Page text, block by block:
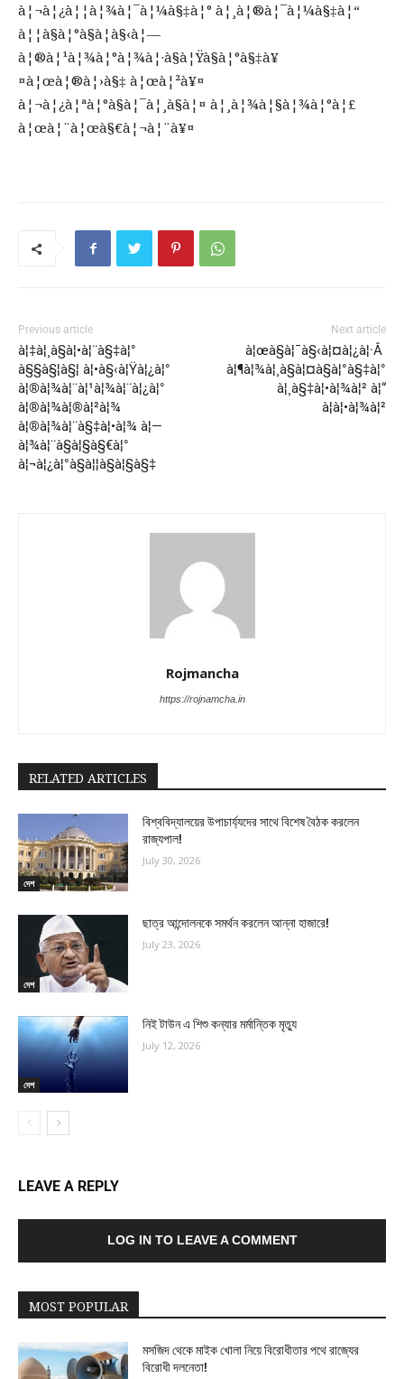
à¦¬à¦¿à¦¦à¦¾à¦¯à¦¼à§‡à¦° à¦¸à¦®à¦¯à¦¼à§‡à¦“
à¦¦à§à¦°à§à¦­à§‹à¦—
à¦®à¦¹à¦¾à¦°à¦¾à¦·à§à¦Ÿà§à¦°à§‡à¥
¤à¦œà¦®à¦›à§‡ à¦œà¦²à¥¤
à¦¬à¦¿à¦ªà¦°à§à¦¯à¦¸à§à¦¤ à¦¸à¦¾à¦§à¦¾à¦°à¦£
à¦œà¦¨à¦œà§€à¦¬à¦¨à¥¤
Previous article
à¦‡à¦¸à§à¦•à¦¨à§‡à¦°
à§§à§¦à§¦ à¦•à§‹à¦Ÿà¦¿à¦°
à¦®à¦¾à¦¨à¦¹à¦¾à¦¨à¦¿à¦°
à¦®à¦¾à¦®à¦²à¦¾
à¦®à¦¾à¦¨à§‡à¦•à¦¾ à¦—
à¦¾à¦¨à§à¦§à§€à¦°
à¦¬à¦¿à¦°à§à¦¦à§à¦§à§‡
Next article
à¦œà§à¦¯à§‹à¦¤à¦¿à¦·Â
à¦¶à¦¾à¦¸à§à¦¤à§à¦°à§‡à¦°
à¦¸à§‡à¦•à¦¾à¦² à¦“
à¦à¦•à¦¾à¦²
Rojmancha
https://rojnamcha.in
RELATED ARTICLES
দেশ
বিশ্ববিদ্যালয়ের উপাচার্য্যদের সাথে বিশেষ বৈঠক করলেন
রাজ্যপাল!
July 30, 2026
দেশ
ছাত্র আন্দোলনকে সমর্থন করলেন আন্না হাজারে!
July 23, 2026
দেশ
নিই টাউন এ শিশু কন্যার মর্মান্তিক মৃত্যু
July 12, 2026
LEAVE A REPLY
LOG IN TO LEAVE A COMMENT
MOST POPULAR
মসজিদ থেকে মাইক খোলা নিয়ে বিরোধীতার পথে রাজ্যের
বিরোধী দলনেতা!